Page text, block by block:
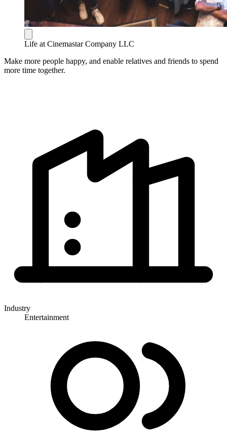
Life at Cinemastar Company LLC
Make more people happy, and enable relatives and friends to spend
more time together.
Industry
Entertainment